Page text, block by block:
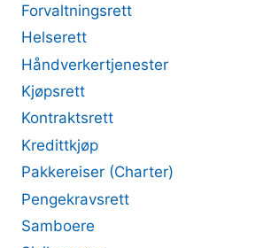
Forvaltningsrett
Helserett
Håndverkertjenester
Kjøpsrett
Kontraktsrett
Kredittkjøp
Pakkereiser (Charter)
Pengekravsrett
Samboere